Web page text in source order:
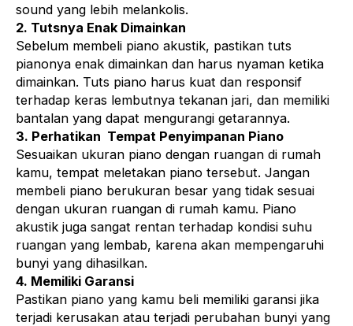
sound yang lebih melankolis.
2. Tutsnya Enak Dimainkan
Sebelum membeli piano akustik, pastikan tuts
pianonya enak dimainkan dan harus nyaman ketika
dimainkan. Tuts piano harus kuat dan responsif
terhadap keras lembutnya tekanan jari, dan memiliki
bantalan yang dapat mengurangi getarannya.
3. Perhatikan Tempat Penyimpanan Piano
Sesuaikan ukuran piano dengan ruangan di rumah
kamu, tempat meletakan piano tersebut. Jangan
membeli piano berukuran besar yang tidak sesuai
dengan ukuran ruangan di rumah kamu. Piano
akustik juga sangat rentan terhadap kondisi suhu
ruangan yang lembab, karena akan mempengaruhi
bunyi yang dihasilkan.
4. Memiliki Garansi
Pastikan piano yang kamu beli memiliki garansi jika
terjadi kerusakan atau terjadi perubahan bunyi yang